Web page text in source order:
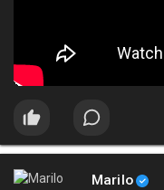
Marilo